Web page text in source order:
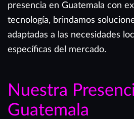
presencia en Guatemala con
tecnología, brindamos
adaptadas a las necesidades
específicas del mercado.
Nuestra
Guatemala